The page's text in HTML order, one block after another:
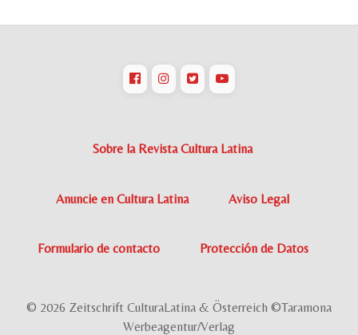
Sobre la Revista Cultura Latina
Anuncie en Cultura Latina Aviso Legal
Formulario de contacto Protección de Datos
© 2026 Zeitschrift CulturaLatina & Österreich ©Taramona
Werbeagentur/Verlag